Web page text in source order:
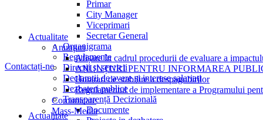
Primar
City Manager
Viceprimari
Secretar General
Organigrama
Regulamente
Direcții și servicii
Declarații de avere și interese salariați
Dezbateri publice
Transparență Decizională
Documente
Contactați-ne
Actualitate
Anunțuri
Afișare în cadrul procedurii de evaluare a
ANUNȚURI PENTRU INFORMAREA
Hotarari de stabilire a despagubirilor
Regulamentul de implementare a Programului
Comunicate
Mass-Media
Actualitate